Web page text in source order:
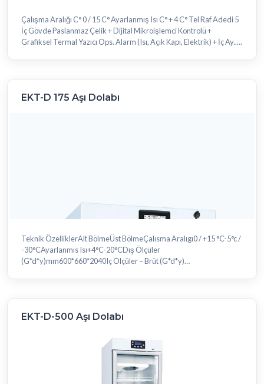
Çalışma Aralığı C° 0 / 15 C° Ayarlanmış Isı C° + 4 C° Tel Raf Adedi 5
İç Gövde Paslanmaz Çelik + Dijital Mikroişlemci Kontrolü +
Grafiksel Termal Yazıcı Ops. Alarm (Isı, Açık Kapı, Elektrik) + İç Ay.....
EKT-D 175 Aşı Dolabı
Teknik ÖzelliklerAlt BölmeÜst BölmeÇalısma Aralıgı0 / +15 °C-5°c /
-30°CAyarlanmıs Isı+4°C-20°CDış Ölçüler
(G*d*y)mm600*660*2040Iç Ölçüler – Brüt (G*d*y)
EKT-D-500 Aşı Dolabı